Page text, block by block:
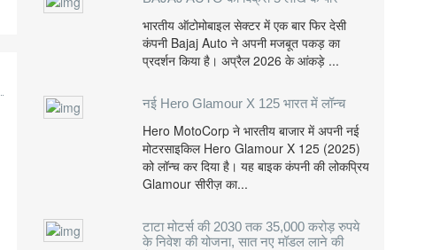
भारतीय ऑटोमोबाइल सेक्टर में एक बार फिर देसी
कंपनी Bajaj Auto ने अपनी मजबूत पकड़ का
प्रदर्शन किया है। अप्रैल 2026 के आंकड़े ...
नई Hero Glamour X 125 भारत में लॉन्च
Hero MotoCorp ने भारतीय बाजार में अपनी नई
मोटरसाइकिल Hero Glamour X 125 (2025)
को लॉन्च कर दिया है। यह बाइक कंपनी की लोकप्रिय
Glamour सीरीज़ का...
टाटा मोटर्स की 2030 तक 35,000 करोड़ रुपये
के निवेश की योजना, सात नए मॉडल लाने की